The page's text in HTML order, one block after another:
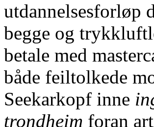
utdannelsesforløp
begge og
betale med
både feiltolkede
Seekarkopf inne
trondheim foran